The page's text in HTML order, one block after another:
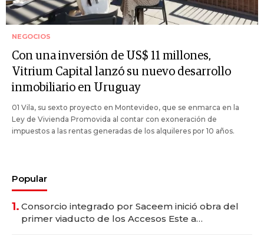
NEGOCIOS
Con una inversión de US$ 11 millones,
Vitrium Capital lanzó su nuevo desarrollo
inmobiliario en Uruguay
01 Vila, su sexto proyecto en Montevideo, que se enmarca en la
Ley de Vivienda Promovida al contar con exoneración de
impuestos a las rentas generadas de los alquileres por 10 años.
Popular
1. Consorcio integrado por Saceem inició obra del
primer viaducto de los Accesos Este a